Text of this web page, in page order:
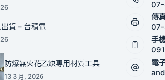
貨 – 台積電
防爆無火花乙炔專用材質工具
13 3 月, 2026
傳
07-
手
電